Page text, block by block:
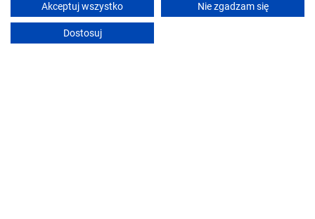
Akceptuj wszystko Nie zgadzam się
Dostosuj